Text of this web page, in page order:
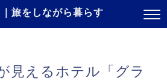
旅をしながら暮らす
見えるホテル「グラ